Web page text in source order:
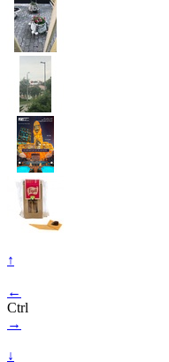
↑
←
Ctrl
→
↓